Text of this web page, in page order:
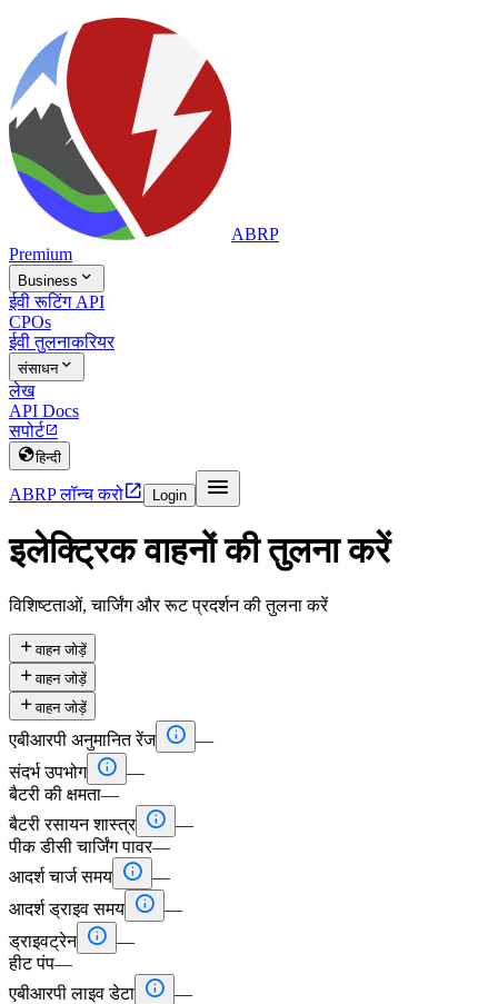
ABRP
Premium
Business 
ईवी रूटिंग API
CPOs
ईवी तुलनाकरियर
संसाधन
लेख
API Docs
सपोर्ट
हिन्दी
ABRP लॉन्च करो Login 
इलेक्ट्रिक वाहनों की तुलना करें
विशिष्टताओं, चार्जिंग और रूट प्रदर्शन की तुलना करें
वाहन जोड़ें
वाहन जोड़ें
वाहन जोड़ें
एबीआरपी अनुमानित रेंज  —
संदर्भ उपभोग  —
बैटरी की क्षमता—
बैटरी रसायन शास्त्र  —
पीक डीसी चार्जिंग पावर—
आदर्श चार्ज समय  —
आदर्श ड्राइव समय  —
ड्राइवट्रेन  —
हीट पंप—
एबीआरपी लाइव डेटा  —